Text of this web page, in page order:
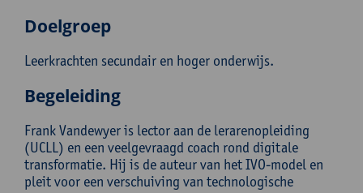
Doelgroep
Leerkrachten secundair en hoger onderwijs.
Begeleiding
Frank Vandewyer is lector aan de lerarenopleiding
(UCLL) en een veelgevraagd coach rond digitale
transformatie. Hij is de auteur van het IVO-model en
pleit voor een verschuiving van technologische